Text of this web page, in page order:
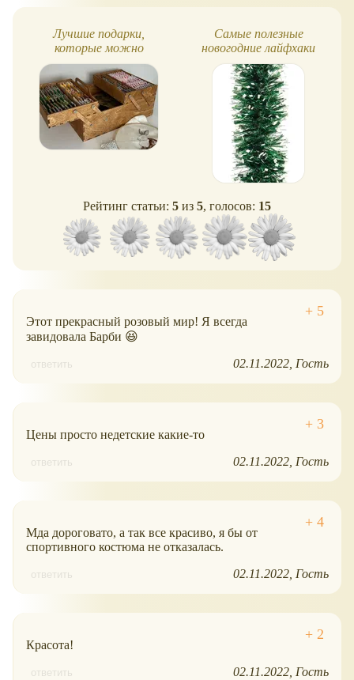
Лучшие подарки,
которые можно
подарить на праздники
самому себе! 30+ идей!
Самые полезные
новогодние лайфхаки
Рейтинг статьи: 5 из 5, голосов: 15
Этот прекрасный розовый мир! Я всегда
завидовала Барби 😆
ответить 02.11.2022 Гость
Цены просто недетские какие-то
ответить 02.11.2022 Гость
Мда дороговато, а так все красиво, я бы от
спортивного костюма не отказалась.
ответить 02.11.2022 Гость
Красота!
ответить 02.11.2022 Гость